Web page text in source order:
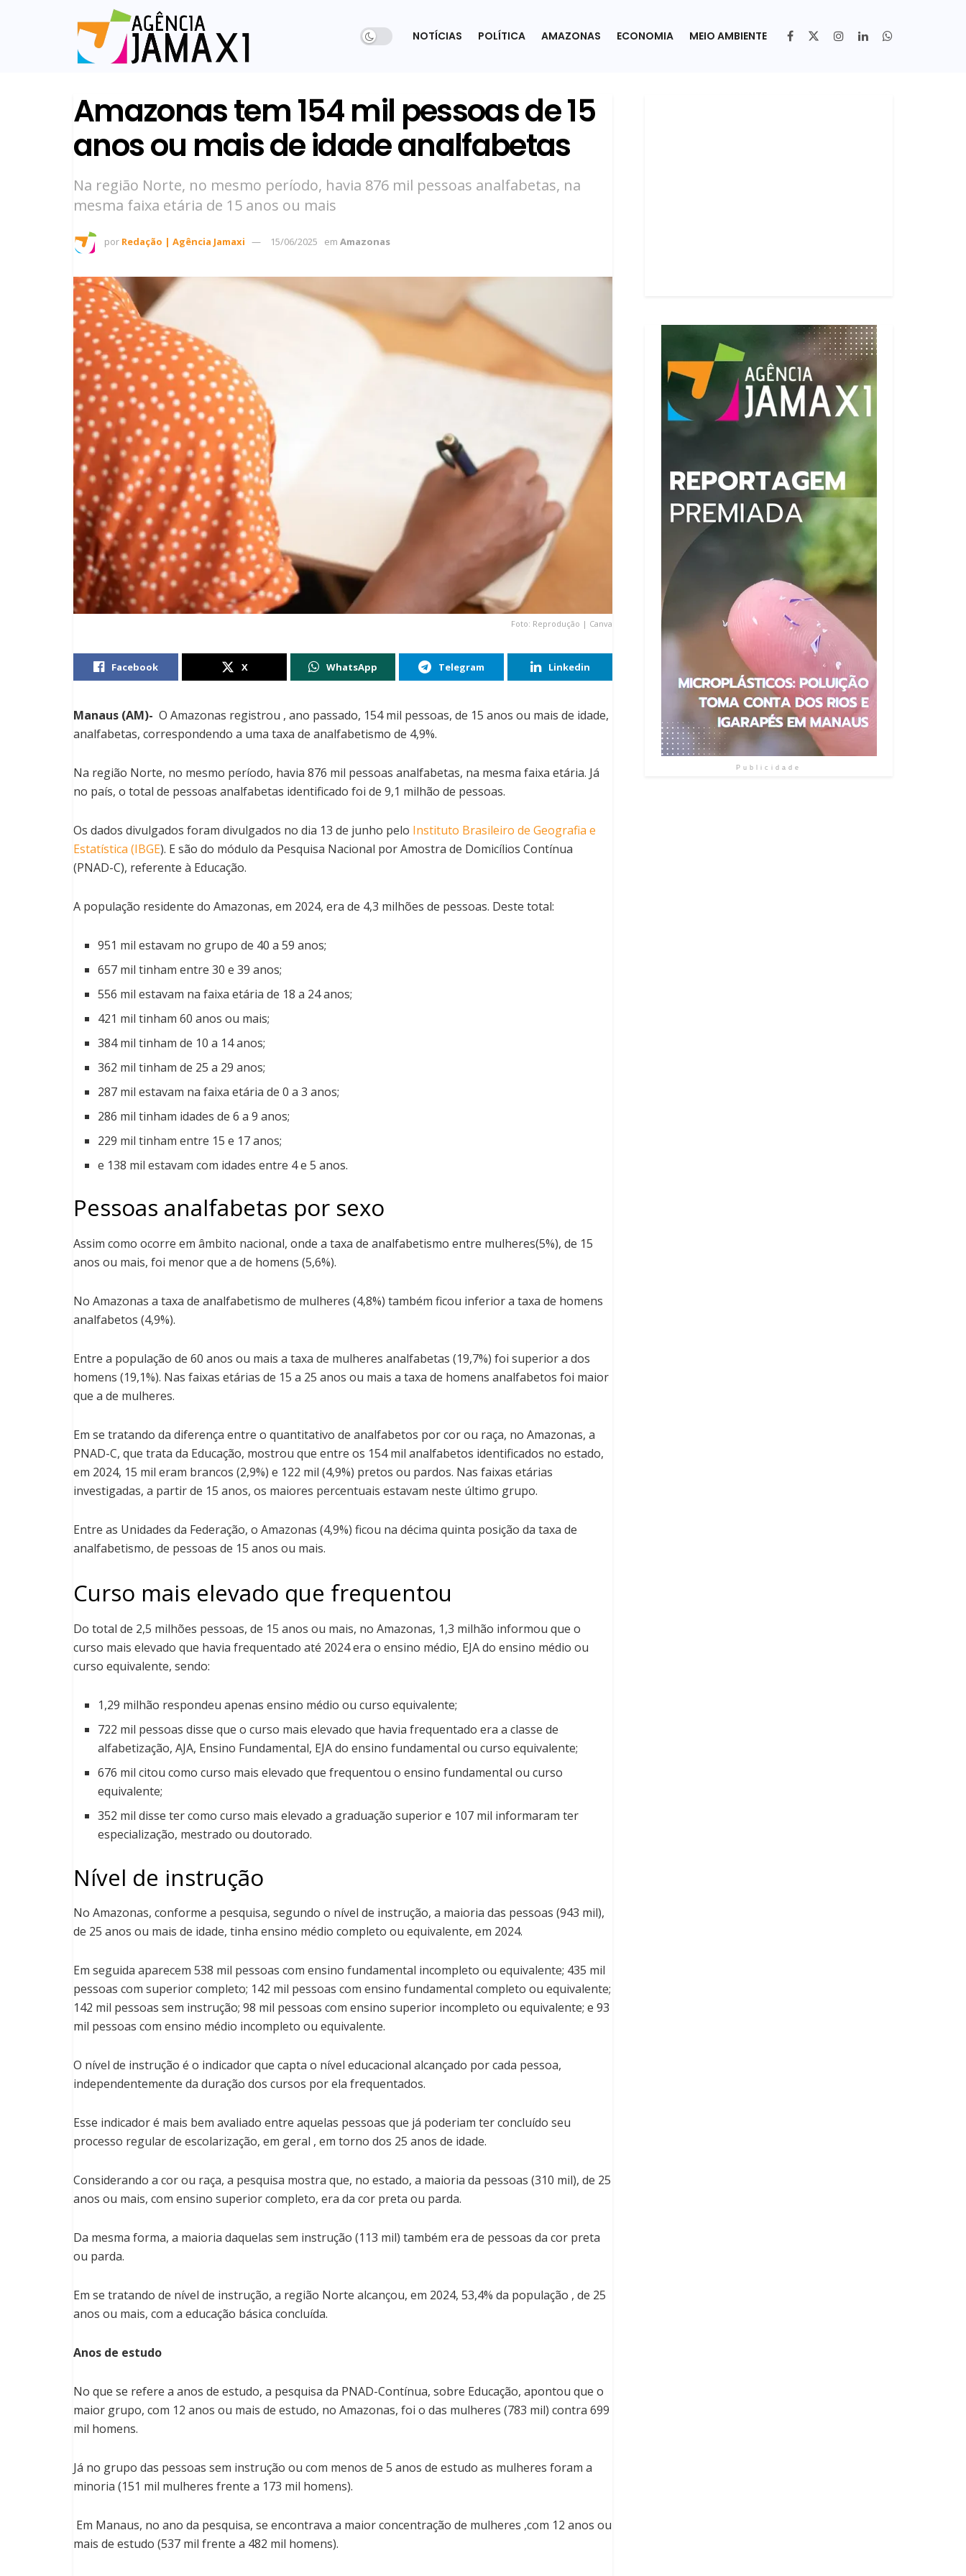
NOTÍCIAS POLÍTICA AMAZONAS ECONOMIA MEIO AMBIENTE
Amazonas tem 154 mil pessoas de 15
anos ou mais de idade analfabetas
Na região Norte, no mesmo período, havia 876 mil pessoas analfabetas, na
mesma faixa etária de 15 anos ou mais
por Redação | Agência Jamaxi 15/06/2025 em Amazonas
Foto: Reprodução | Canva
Facebook X WhatsApp Telegram Linkedin
Manaus (AM)- O Amazonas registrou , ano passado, 154 mil pessoas, de 15 anos ou mais de idade,
analfabetas, correspondendo a uma taxa de analfabetismo de 4,9%.
Na região Norte, no mesmo período, havia 876 mil pessoas analfabetas, na mesma faixa etária. Já
no país, o total de pessoas analfabetas identificado foi de 9,1 milhão de pessoas.
Os dados divulgados foram divulgados no dia 13 de junho pelo Instituto Brasileiro de Geografia e
Estatística (IBGE). E são do módulo da Pesquisa Nacional por Amostra de Domicílios Contínua
(PNAD-C), referente à Educação.
A população residente do Amazonas, em 2024, era de 4,3 milhões de pessoas. Deste total:
951 mil estavam no grupo de 40 a 59 anos;
657 mil tinham entre 30 e 39 anos;
556 mil estavam na faixa etária de 18 a 24 anos;
421 mil tinham 60 anos ou mais;
384 mil tinham de 10 a 14 anos;
362 mil tinham de 25 a 29 anos;
287 mil estavam na faixa etária de 0 a 3 anos;
286 mil tinham idades de 6 a 9 anos;
229 mil tinham entre 15 e 17 anos;
e 138 mil estavam com idades entre 4 e 5 anos.
Pessoas analfabetas por sexo
Assim como ocorre em âmbito nacional, onde a taxa de analfabetismo entre mulheres(5%), de 15
anos ou mais, foi menor que a de homens (5,6%).
No Amazonas a taxa de analfabetismo de mulheres (4,8%) também ficou inferior a taxa de homens
analfabetos (4,9%).
Entre a população de 60 anos ou mais a taxa de mulheres analfabetas (19,7%) foi superior a dos
homens (19,1%). Nas faixas etárias de 15 a 25 anos ou mais a taxa de homens analfabetos foi maior
que a de mulheres.
Em se tratando da diferença entre o quantitativo de analfabetos por cor ou raça, no Amazonas, a
PNAD-C, que trata da Educação, mostrou que entre os 154 mil analfabetos identificados no estado,
em 2024, 15 mil eram brancos (2,9%) e 122 mil (4,9%) pretos ou pardos. Nas faixas etárias
investigadas, a partir de 15 anos, os maiores percentuais estavam neste último grupo.
Entre as Unidades da Federação, o Amazonas (4,9%) ficou na décima quinta posição da taxa de
analfabetismo, de pessoas de 15 anos ou mais.
Curso mais elevado que frequentou
Do total de 2,5 milhões pessoas, de 15 anos ou mais, no Amazonas, 1,3 milhão informou que o
curso mais elevado que havia frequentado até 2024 era o ensino médio, EJA do ensino médio ou
curso equivalente, sendo:
1,29 milhão respondeu apenas ensino médio ou curso equivalente;
722 mil pessoas disse que o curso mais elevado que havia frequentado era a classe de
alfabetização, AJA, Ensino Fundamental, EJA do ensino fundamental ou curso equivalente;
676 mil citou como curso mais elevado que frequentou o ensino fundamental ou curso
equivalente;
352 mil disse ter como curso mais elevado a graduação superior e 107 mil informaram ter
especialização, mestrado ou doutorado.
Nível de instrução
No Amazonas, conforme a pesquisa, segundo o nível de instrução, a maioria das pessoas (943 mil),
de 25 anos ou mais de idade, tinha ensino médio completo ou equivalente, em 2024.
Em seguida aparecem 538 mil pessoas com ensino fundamental incompleto ou equivalente; 435 mil
pessoas com superior completo; 142 mil pessoas com ensino fundamental completo ou equivalente;
142 mil pessoas sem instrução; 98 mil pessoas com ensino superior incompleto ou equivalente; e 93
mil pessoas com ensino médio incompleto ou equivalente.
O nível de instrução é o indicador que capta o nível educacional alcançado por cada pessoa,
independentemente da duração dos cursos por ela frequentados.
Esse indicador é mais bem avaliado entre aquelas pessoas que já poderiam ter concluído seu
processo regular de escolarização, em geral , em torno dos 25 anos de idade.
Considerando a cor ou raça, a pesquisa mostra que, no estado, a maioria da pessoas (310 mil), de 25
anos ou mais, com ensino superior completo, era da cor preta ou parda.
Da mesma forma, a maioria daquelas sem instrução (113 mil) também era de pessoas da cor preta
ou parda.
Em se tratando de nível de instrução, a região Norte alcançou, em 2024, 53,4% da população , de 25
anos ou mais, com a educação básica concluída.
Anos de estudo
No que se refere a anos de estudo, a pesquisa da PNAD-Contínua, sobre Educação, apontou que o
maior grupo, com 12 anos ou mais de estudo, no Amazonas, foi o das mulheres (783 mil) contra 699
mil homens.
Já no grupo das pessoas sem instrução ou com menos de 5 anos de estudo as mulheres foram a
minoria (151 mil mulheres frente a 173 mil homens).
Em Manaus, no ano da pesquisa, se encontrava a maior concentração de mulheres ,com 12 anos ou
mais de estudo (537 mil frente a 482 mil homens).
Publicidade